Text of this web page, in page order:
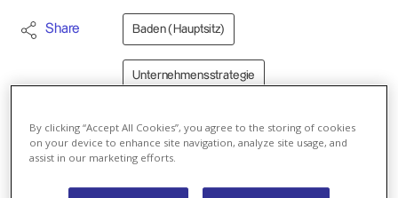
Share Baden (Hauptsitz)
Unternehmensstrategie
5.12.2024 - Thomas Sieber hat die
Aktionärsvertreter informiert, dass er an der
Generalversammlung 2026 nach 10 Jahren an der
By clicking “Accept All Cookies”, you agree to the storing of cookies
on your device to enhance site navigation, analyze site usage, and
assist in our marketing efforts.